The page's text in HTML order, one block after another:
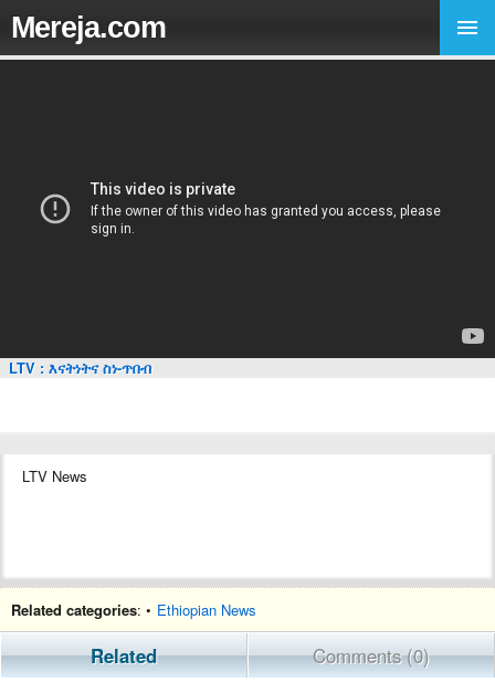
Mereja.com
LTV : እናትነትና ስነ-ጥበብ
LTV News
Related categories: • Ethiopian News
Related Comments (0)